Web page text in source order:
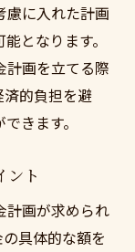
慮に入れた計画
となります。
計画を立てる際
済的負担を避
きます。
ント
計画が求められ
具体的な額を